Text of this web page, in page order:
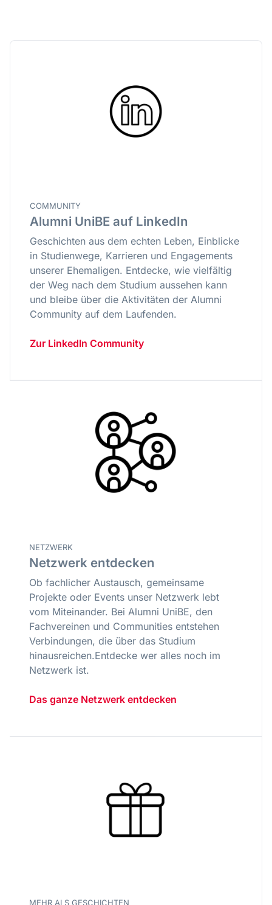
COMMUNITY
Alumni UniBE auf LinkedIn
Geschichten aus dem echten Leben, Einblicke
in Studienwege, Karrieren und Engagements
unserer Ehemaligen. Entdecke, wie vielfältig
der Weg nach dem Studium aussehen kann
und bleibe über die Aktivitäten der Alumni
Community auf dem Laufenden.
Zur LinkedIn Community
NETZWERK
Netzwerk entdecken
Ob fachlicher Austausch, gemeinsame
Projekte oder Events unser Netzwerk lebt
vom Miteinander. Bei Alumni UniBE, den
Fachvereinen und Communities entstehen
Verbindungen, die über das Studium
hinausreichen.Entdecke wer alles noch im
Netzwerk ist.
Das ganze Netzwerk entdecken
MEHR ALS GESCHICHTEN